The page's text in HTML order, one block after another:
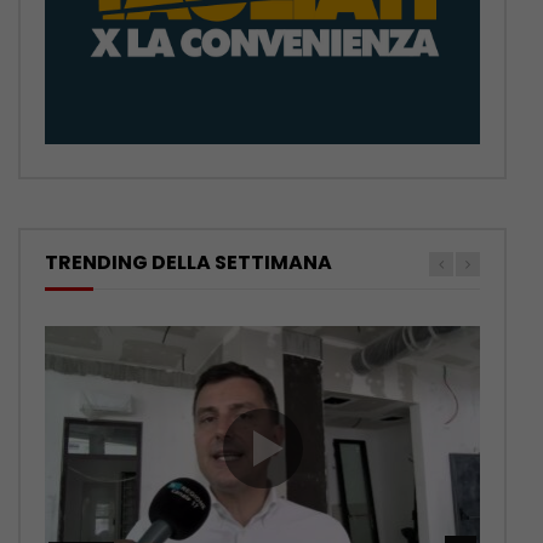
TRENDING DELLA SETTIMANA